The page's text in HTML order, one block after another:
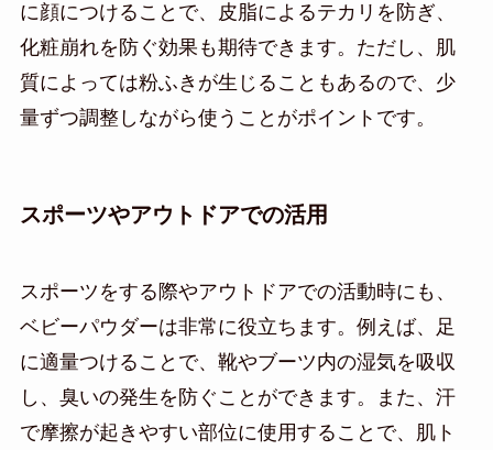
に顔につけることで、皮脂によるテカリを防ぎ、
化粧崩れを防ぐ効果も期待できます。ただし、肌
質によっては粉ふきが生じることもあるので、少
量ずつ調整しながら使うことがポイントです。
スポーツやアウトドアでの活用
スポーツをする際やアウトドアでの活動時にも、
ベビーパウダーは非常に役立ちます。例えば、足
に適量つけることで、靴やブーツ内の湿気を吸収
し、臭いの発生を防ぐことができます。また、汗
で摩擦が起きやすい部位に使用することで、肌ト